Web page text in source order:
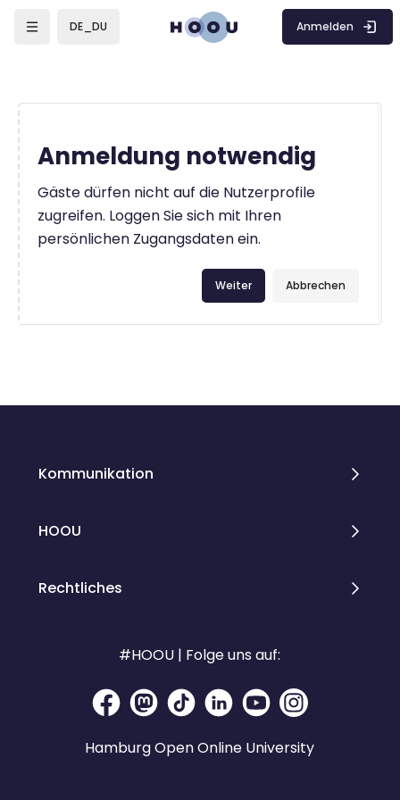
DE_DU Anmelden
Anmeldung notwendig
Gäste dürfen nicht auf die Nutzerprofile
zugreifen. Loggen Sie sich mit Ihren
persönlichen Zugangsdaten ein.
Abbrechen
Weiter
Kommunikation
HOOU
Rechtliches
#HOOU | Folge uns auf:
Hamburg Open Online University